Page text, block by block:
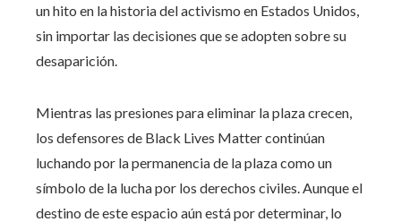
un hito en la historia del activismo en Estados Unidos,
sin importar las decisiones que se adopten sobre su
desaparición.
Mientras las presiones para eliminar la plaza crecen,
los defensores de Black Lives Matter continúan
luchando por la permanencia de la plaza como un
símbolo de la lucha por los derechos civiles. Aunque el
destino de este espacio aún está por determinar, lo